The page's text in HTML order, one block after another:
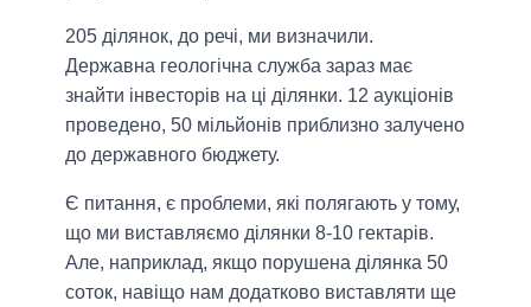
205 ділянок, до речі, ми визначили.
Державна геологічна служба зараз має
знайти інвесторів на ці ділянки. 12 аукціонів
проведено, 50 мільйонів приблизно залучено
до державного бюджету.
Є питання, є проблеми, які полягають у тому,
що ми виставляємо ділянки 8-10 гектарів.
Але, наприклад, якщо порушена ділянка 50
соток, навіщо нам додатково виставляти ще